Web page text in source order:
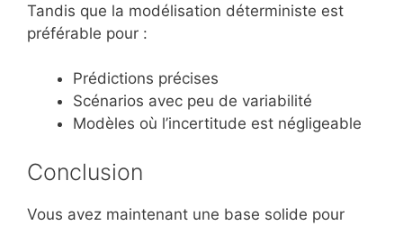
Tandis que la modélisation déterministe est
préférable pour :
Prédictions précises
Scénarios avec peu de variabilité
Modèles où l’incertitude est négligeable
Conclusion
Vous avez maintenant une base solide pour